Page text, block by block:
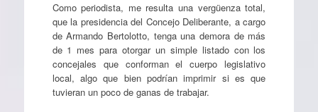
Como periodista, me resulta una vergüenza total,
que la presidencia del Concejo Deliberante, a cargo
de Armando Bertolotto, tenga una demora de más
de 1 mes para otorgar un simple listado con los
concejales que conforman el cuerpo legislativo
local, algo que bien podrían imprimir si es que
tuvieran un poco de ganas de trabajar.